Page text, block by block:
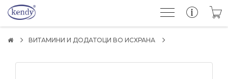
ВИТАМИНИ И ДОДАТОЦИ ВО ИСХРАНА